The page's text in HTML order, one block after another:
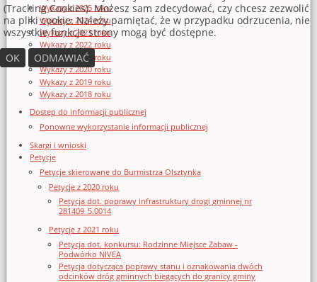
Wykazy z 2025 roku
Wykazy z 2024 roku
Wykazy z 2023 roku
Wykazy z 2022 roku
Wykazy z 2021 roku
Wykazy z 2020 roku
Wykazy z 2019 roku
Wykazy z 2018 roku
Dostęp do informacji publicznej
Ponowne wykorzystanie informacji publicznej
Skargi i wnioski
Petycje
Petycje skierowane do Burmistrza Olsztynka
Petycje z 2020 roku
Petycja dot. poprawy infrastruktury drogi gminnej nr
281409_5.0014
Petycje z 2021 roku
Petycja dot. konkursu: Rodzinne Miejsce Zabaw -
Podwórko NIVEA
Petycja dotycząca poprawy stanu i oznakowania dwóch
odcinków dróg gminnych biegących do granicy gminy
(Tracking Cookies). Możesz sam zdecydować, czy chcesz zezwolić
na pliki cookie. Należy pamiętać, że w przypadku odrzucenia, nie
wszystkie funkcje strony mogą być dostępne.
OK
ODMAWIAĆ